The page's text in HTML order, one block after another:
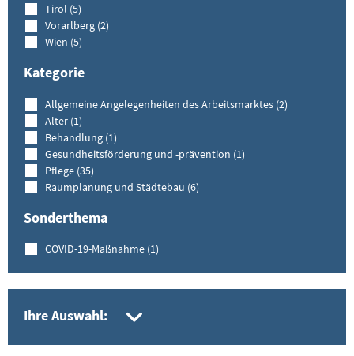
Tirol (5)
Vorarlberg (2)
Wien (5)
Kategorie
Allgemeine Angelegenheiten des Arbeitsmarktes (2)
Alter (1)
Behandlung (1)
Gesundheitsförderung und -prävention (1)
Pflege (35)
Raumplanung und Städtebau (6)
Sonderthema
COVID-19-Maßnahme (1)
Ihre Auswahl: